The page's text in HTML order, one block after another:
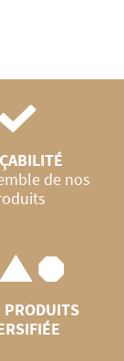
de nos
PRODUITS